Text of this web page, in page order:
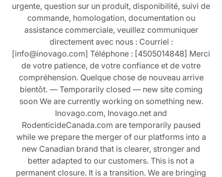
urgente, question sur un produit, disponibilité, suivi de
commande, homologation, documentation ou
assistance commerciale, veuillez communiquer
directement avec nous : Courriel :
[info@inovago.com] Téléphone : [4505014848] Merci
de votre patience, de votre confiance et de votre
compréhension. Quelque chose de nouveau arrive
bientôt. — Temporarily closed — new site coming
soon We are currently working on something new.
Inovago.com, Inovago.net and
RodenticideCanada.com are temporarily paused
while we prepare the merger of our platforms into a
new Canadian brand that is clearer, stronger and
better adapted to our customers. This is not a
permanent closure. It is a transition. We are bringing